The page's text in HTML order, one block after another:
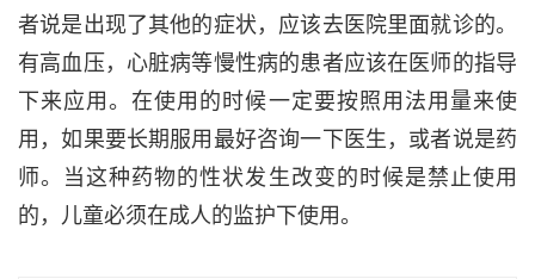
者说是出现了其他的症状，应该去医院里面就诊的。
有高血压，心脏病等慢性病的患者应该在医师的指导
下来应用。在使用的时候一定要按照用法用量来使
用，如果要长期服用最好咨询一下医生，或者说是药
师。当这种药物的性状发生改变的时候是禁止使用
的，儿童必须在成人的监护下使用。